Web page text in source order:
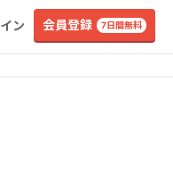
ン 会員登録 7日間無料